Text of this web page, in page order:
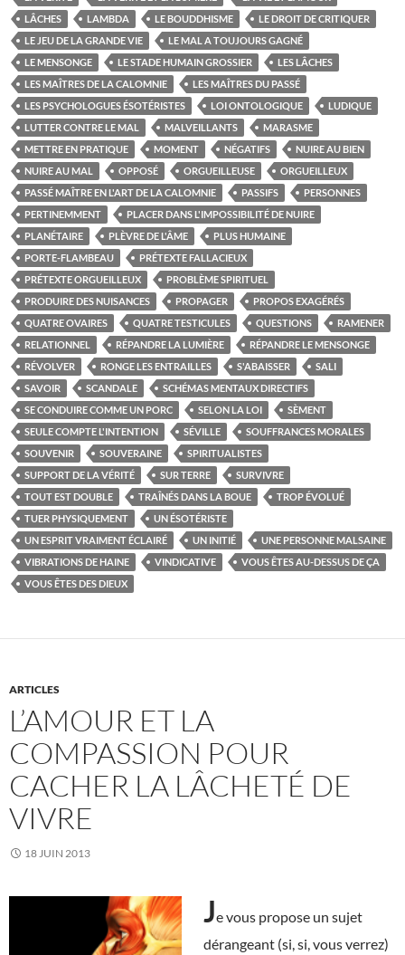
LÂCHES
LAMBDA LE BOUDDHISME
LE DROIT DE CRITIQUER
LE JEU DE LA GRANDE VIE
LE MAL A TOUJOURS GAGNÉ
LE MENSONGE
LE STADE HUMAIN GROSSIER
LES LÂCHES
LES MAÎTRES DE LA CALOMNIE
LES MAÎTRES DU PASSÉ
LES PSYCHOLOGUES ÉSOTÉRISTES
LOI ONTOLOGIQUE
LUDIQUE
LUTTER CONTRE LE MAL
MALVEILLANTS
MARASME
METTRE EN PRATIQUE
MOMENT NÉGATIFS
NUIRE AU BIEN
NUIRE AU MAL
OPPOSÉ ORGUEILLEUSE
ORGUEILLEUX
PASSÉ MAÎTRE EN L'ART DE LA CALOMNIE
PASSIFS
PERSONNES
PERTINEMMENT
PLACER DANS L'IMPOSSIBILITÉ DE NUIRE
PLANÉTAIRE
PLÈVRE DE L'ÂME
PLUS HUMAINE
PORTE-FLAMBEAU
PRÉTEXTE FALLACIEUX
PRÉTEXTE ORGUEILLEUX
PROBLÈME SPIRITUEL
PRODUIRE DES NUISANCES
PROPAGER
PROPOS EXAGÉRÉS
QUATRE OVAIRES
QUATRE TESTICULES QUESTIONS
RAMENER
RELATIONNEL
RÉPANDRE LA LUMIÈRE
RÉPANDRE LE MENSONGE
RÉVOLVER
RONGE LES ENTRAILLES S'ABAISSER
SALI
SAVOIR
SCANDALE
SCHÉMAS MENTAUX DIRECTIFS
SE CONDUIRE COMME UN PORC
SELON LA LOI
SÈMENT
SEULE COMPTE L'INTENTION
SÉVILLE
SOUFFRANCES MORALES
SOUVENIR
SOUVERAINE
SPIRITUALISTES
SUPPORT DE LA VÉRITÉ
SUR TERRE
SURVIVRE
TOUT EST DOUBLE
TRAÎNÉS DANS LA BOUE
TROP ÉVOLUÉ
TUER PHYSIQUEMENT
UN ÉSOTÉRISTE
UN ESPRIT VRAIMENT ÉCLAIRÉ
UN INITIÉ
UNE PERSONNE MALSAINE
VIBRATIONS DE HAINE
VINDICATIVE
VOUS ÊTES AU-DESSUS DE ÇA
VOUS ÊTES DES DIEUX
ARTICLES
L’AMOUR ET LA
COMPASSION POUR
CACHER LA LÂCHETÉ DE
VIVRE
18 JUIN 2013
Je vous propose un sujet
dérangeant (si, si, vous verrez)